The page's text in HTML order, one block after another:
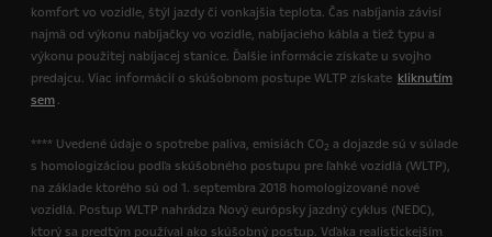
komfort vo vozidle, štýl jazdy či vonkajšia teplota. Čas nabíjania závisí
najmä od výkonu nabíjačky vo vozidle, nabíjacieho kábla a tiež typu a
výkonu použitej nabíjacej stanice. Ďalšie informácie získate u svojho
predajcu. Viac informácií o skúšobnom postupe WLTP získate kliknutím
sem .
**** Uvedené údaje o spotrebe paliva, emisiách CO2 a dojazde sú v súlade
s homologizáciou podľa skúšobného postupu pre ľahké vozidlá (WLTP),
na základe ktorého sú od 1. septembra 2018 homologizované nové
vozidlá. Postup WLTP nahrádza Nový európsky jazdný cyklus (NEDC),
ktorý sa predtým používal ako skúšobný postup. Vďaka realistickejším